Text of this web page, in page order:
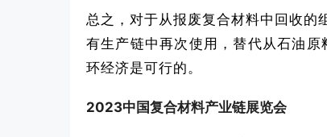
总之，对于从报废复合材料中回收的
有生产链中再次使用，替代从石油
环经济是可行的。
2023中国复合材料产业链展览会